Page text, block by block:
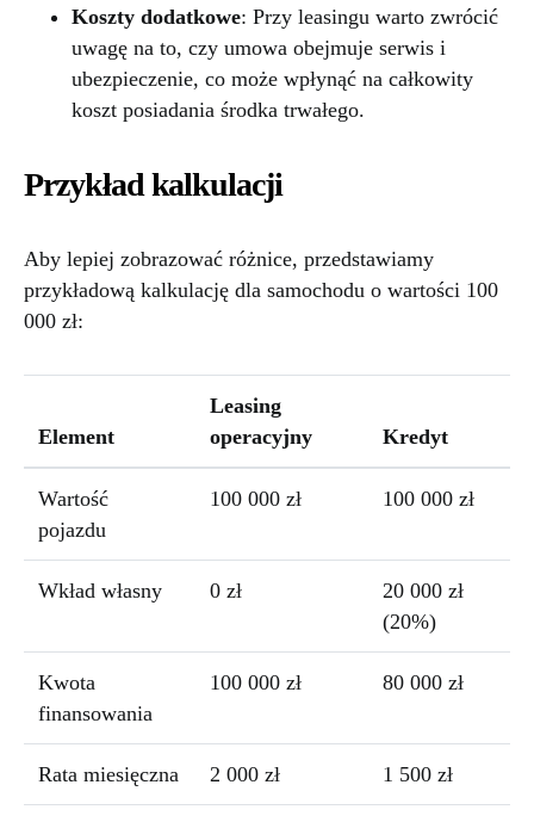
Koszty dodatkowe: Przy leasingu warto zwrócić
uwagę na to, czy umowa obejmuje serwis i
ubezpieczenie, co może wpłynąć na całkowity
koszt posiadania środka trwałego.
Przykład kalkulacji
Aby lepiej zobrazować różnice, przedstawiamy
przykładową kalkulację dla samochodu o wartości 100
000 zł:
Element
Leasing
operacyjny
Kredyt
Wartość
pojazdu
100 000 zł 100 000 zł
Wkład własny 0 zł
20 000 zł
(20%)
Kwota
finansowania
100 000 zł 80 000 zł
Rata miesięczna 2 000 zł 1 500 zł